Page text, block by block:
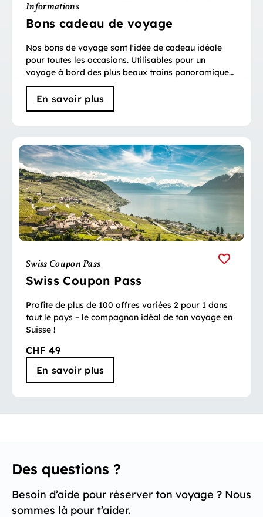
Informations
Bons cadeau de voyage
Nos bons de voyage sont l'idée de cadeau idéale
pour toutes les occasions. Utilisables pour un
voyage à bord des plus beaux trains panoramiques
ou pour une nuitée dans plus de 2'000 hôtels.
En savoir plus
Swiss Coupon Pass
Swiss Coupon Pass
Profite de plus de 100 offres variées 2 pour 1 dans
tout le pays – le compagnon idéal de ton voyage en
Suisse !
CHF 49
En savoir plus
Des questions ?
Besoin d’aide pour réserver ton voyage ? Nous
sommes là pour t’aider.